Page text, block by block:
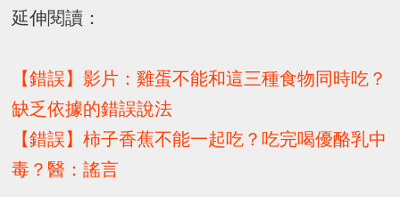
延伸閱讀：
【錯誤】影片：雞蛋不能和這三種食物同時吃？
缺乏依據的錯誤說法
【錯誤】柿子香蕉不能一起吃？吃完喝優酪乳中
毒？醫：謠言